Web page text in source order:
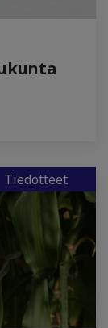
Tiedotteet